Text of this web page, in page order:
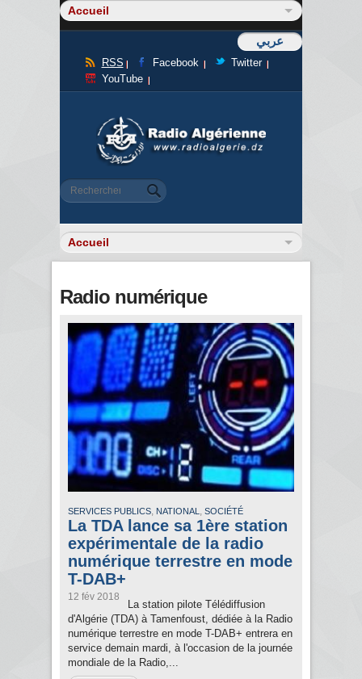
عربي
RSS Facebook
Twitter
YouTube
Formulaire de recherche
Rechercher
Radio numérique
SERVICES PUBLICS, NATIONAL , SOCIÉTÉ
La TDA lance sa 1ère station
expérimentale de la radio
numérique terrestre en mode
T-DAB+
12 fév 2018
La station pilote Télédiffusion
d'Algérie (TDA) à Tamenfoust, dédiée à la Radio
numérique terrestre en mode T-DAB+ entrera en
service demain mardi, à l'occasion de la journée
mondiale de la Radio,...